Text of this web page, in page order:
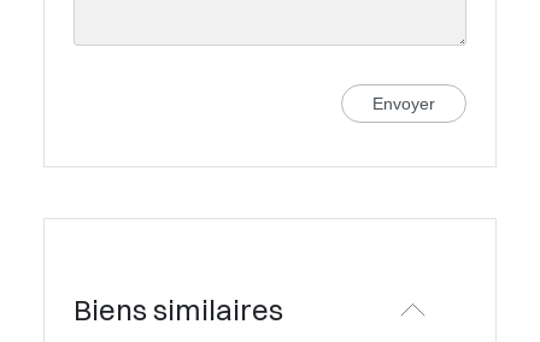
Envoyer
Biens similaires